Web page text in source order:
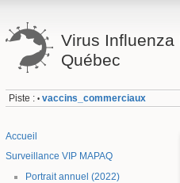
Virus Influenza
Québec
Piste : • vaccins_commerciaux
Accueil
Surveillance VIP MAPAQ
Portrait annuel (2022)